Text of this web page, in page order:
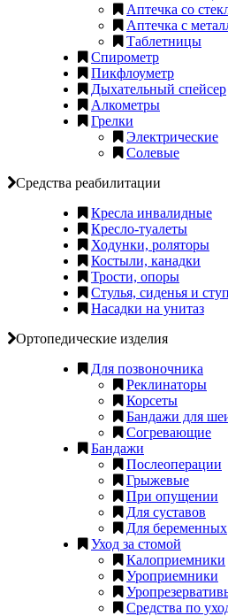
Аптечка со
Аптечка с
Таблетницы
Спирометр
Пикфлоуметр
Дыхательный спейсер
Алкометры
Грелки
Электрические
Солевые
Средства реабилитации
Кресла инвалидные
Кресло-туалеты
Ходунки, роляторы
Костыли, канадки
Трости, опоры
Стулья, сиденья и
Насадки на унитаз
Ортопедические изделия
Для позвоночника
Реклинаторы
Корсеты
Бандажи для
Согревающие
Бандажи
Послеоперации
Грыжевые
При опущении
Для суставов
Для беременных
Уход за стомой
Калоприемники
Уроприемники
Средства по